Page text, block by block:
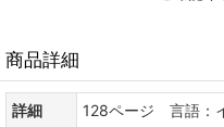
商品詳細
詳細
128ページ 言語：